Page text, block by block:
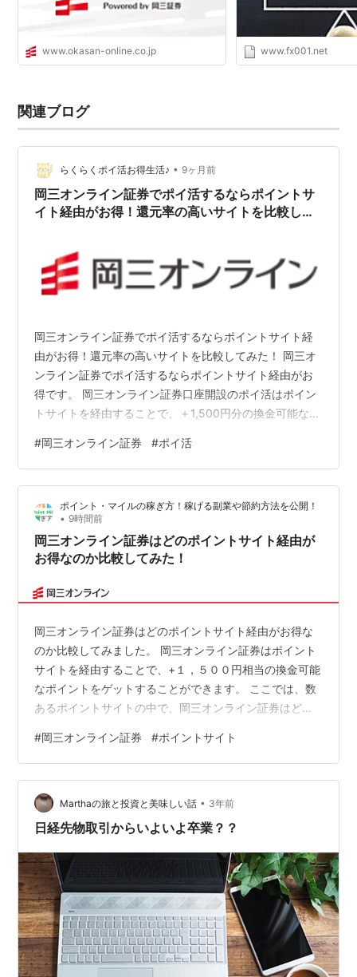
www.okasan-online.co.jp www.fx001.net
関連ブログ
らくらくポイ活お得生活♪ • 9ヶ月前
岡三オンライン証券でポイ活するならポイントサ
イト経由がお得！還元率の高いサイトを比較して
岡三オンライン証券でポイ活するならポイントサイト経
由がお得！還元率の高いサイトを比較してみた！ 岡三オ
ンライン証券でポイ活するならポイントサイト経由がお
得です。 岡三オンライン証券口座開設のポイ活はポイン
トサイトを経由することで、＋1,500円分の換金可能なポ
ポイントサイトの中で、岡三オンライン証券口座開設の
ポイ活はどのポイントサイトを経由したらお得なのか、
還元率が高いのか比較してみました。 岡三オンライン証
券のポイ活はこのポイントサイト経由がお得！ ポイント
サイト名 ポイント還元率 当ブログ特典 モッピー
（moppy） +1,500円分 2…
#岡三オンライン証券 #ポイ活
ポイント・マイルの稼ぎ方！稼げる副業や節約方法を公開！
• 9時間前
岡三オンライン証券はどのポイントサイト経由が
お得なのか比較してみた！
岡三オンライン証券はどのポイントサイト経由がお得な
のか比較してみました。 岡三オンライン証券はポイント
サイトを経由することで、+１，５００円相当の換金可能
なポイントをゲットすることができます。 ここでは、数
あるポイントサイトの中で、岡三オンライン証券はどの
た。 岡三オンライン証券のポイントサイト別のポイント
付与率を比較してみた。 ポイントサイト名 ポイント還元
率 当ブログ特典 楽天リーベイツ（Rebates） ― 600円
相当のポイント ハピタス（hapitas） ― 400円相当のポ
イント モッピー（moppy） +1,500円 1,000円…
#岡三オンライン証券 #ポイントサイト
Marthaの旅と投資と美味しい話 • 3年前
日経先物取引からいよいよ卒業？？